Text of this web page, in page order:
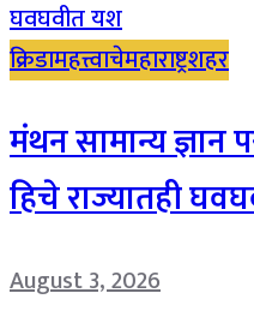
क्रिडामहत्त्वाचेमहाराष्ट्रशहर
मंथन सामान्य ज्ञान
हिचे राज्यातही
August 3, 2026